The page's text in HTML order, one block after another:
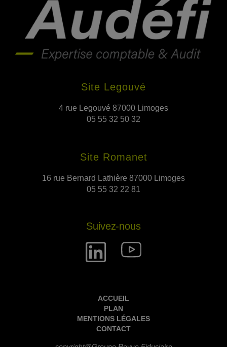
Site Legouvé
4 rue Legouvé 87000 Limoges
05 55 32 50 32
Site Romanet
16 rue Bernard Lathière 87000 Limoges
05 55 32 22 81
Suivez-nous
ACCUEIL
PLAN
MENTIONS LÉGALES
CONTACT